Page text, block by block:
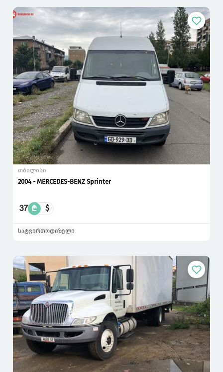
თბილისი
2004 - MERCEDES-BENZ Sprinter
37 ₾ $
სატვირთოდიზელი